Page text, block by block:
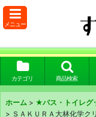
メニュー
カテゴリ 商品検索
ホーム > ★バス・トイレグ
> ＳＡＫＵＲＡ大林化学